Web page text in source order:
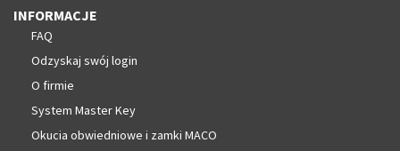
INFORMACJE
FAQ
Odzyskaj swój login
O firmie
System Master Key
Okucia obwiedniowe i zamki MACO